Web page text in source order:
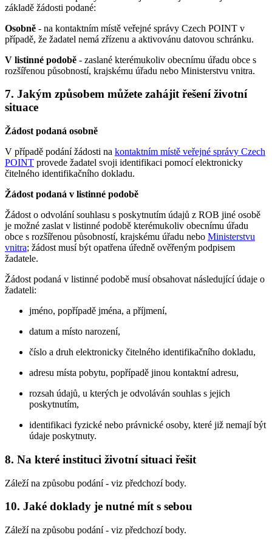
základě žádosti podané:
Osobně - na kontaktním místě veřejné správy Czech POINT v
případě, že žadatel nemá zřízenu a aktivovánu datovou schránku.
V listinné podobě - zaslané kterémukoliv obecnímu úřadu obce s
rozšířenou působností, krajskému úřadu nebo Ministerstvu vnitra.
7. Jakým způsobem můžete zahájit řešení životní
situace
Žádost podaná osobně
V případě podání žádosti na kontaktním místě veřejné správy Czech
POINT provede žadatel svoji identifikaci pomocí elektronicky
čitelného identifikačního dokladu.
Žádost podaná v listinné podobě
Žádost o odvolání souhlasu s poskytnutím údajů z ROB jiné osobě
je možné zaslat v listinné podobě kterémukoliv obecnímu úřadu
obce s rozšířenou působností, krajskému úřadu nebo Ministerstvu
vnitra; žádost musí být opatřena úředně ověřeným podpisem
žadatele.
Žádost podaná v listinné podobě musí obsahovat následující údaje o
žadateli:
jméno, popřípadě jména, a příjmení,
datum a místo narození,
číslo a druh elektronicky čitelného identifikačního dokladu,
adresu místa pobytu, popřípadě jinou kontaktní adresu,
rozsah údajů, u kterých je odvoláván souhlas s jejich
poskytnutím,
identifikaci fyzické nebo právnické osoby, které již nemají být
údaje poskytnuty.
8. Na které instituci životní situaci řešit
Záleží na způsobu podání - viz předchozí body.
10. Jaké doklady je nutné mít s sebou
Záleží na způsobu podání - viz předchozí body.